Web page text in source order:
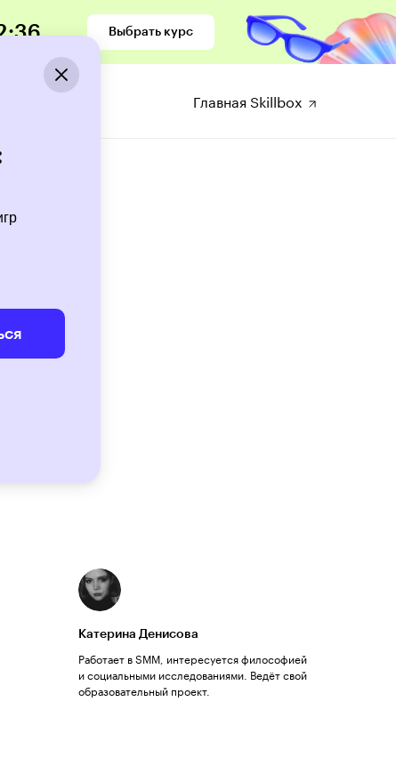
:35 Выбрать курс
Главная Skillbox
Катерина Денисова
Работает в SMM, интересуется философией
и социальными исследованиями. Ведёт свой
образовательный проект.